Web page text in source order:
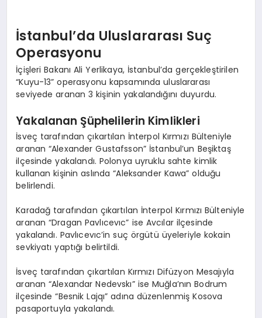
İstanbul’da Uluslararası Suç
Operasyonu
İçişleri Bakanı Ali Yerlikaya, İstanbul’da gerçekleştirilen
“Kuyu-13” operasyonu kapsamında uluslararası
seviyede aranan 3 kişinin yakalandığını duyurdu.
Yakalanan Şüphelilerin Kimlikleri
İsveç tarafından çıkartılan İnterpol Kırmızı Bülteniyle
aranan “Alexander Gustafsson” İstanbul’un Beşiktaş
ilçesinde yakalandı. Polonya uyruklu sahte kimlik
kullanan kişinin aslında “Aleksander Kawa” olduğu
belirlendi.
Karadağ tarafından çıkartılan İnterpol Kırmızı Bülteniyle
aranan “Dragan Pavlıcevıc” ise Avcılar ilçesinde
yakalandı. Pavlıcevıc’in suç örgütü üyeleriyle kokain
sevkiyatı yaptığı belirtildi.
İsveç tarafından çıkartılan Kırmızı Difüzyon Mesajıyla
aranan “Alexandar Nedevskı” ise Muğla’nın Bodrum
ilçesinde “Besnik Lajqı” adına düzenlenmiş Kosova
pasaportuyla yakalandı.